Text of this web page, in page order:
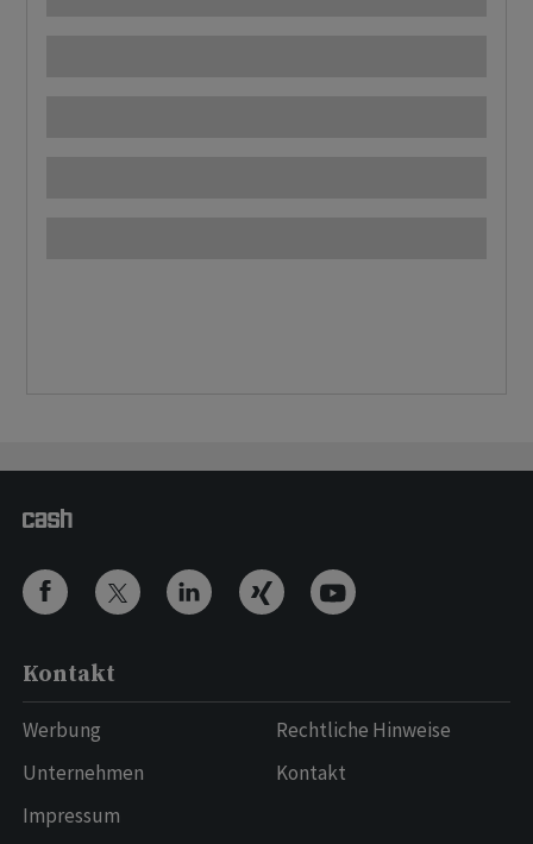
Kontakt
Werbung
Unternehmen
Impressum
Rechtliche Hinweise
Kontakt